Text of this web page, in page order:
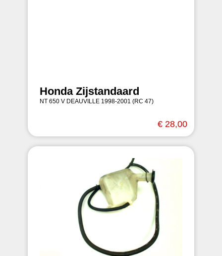
Honda Zijstandaard
NT 650 V DEAUVILLE 1998-2001 (RC 47)
€ 28,00